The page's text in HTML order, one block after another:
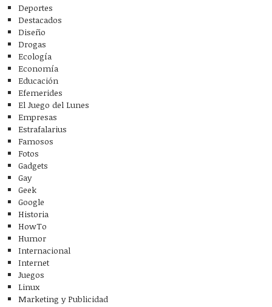
Deportes
Destacados
Diseño
Drogas
Ecología
Economía
Educación
Efemerides
El Juego del Lunes
Empresas
Estrafalarius
Famosos
Fotos
Gadgets
Gay
Geek
Google
Historia
HowTo
Humor
Internacional
Internet
Juegos
Linux
Marketing y Publicidad